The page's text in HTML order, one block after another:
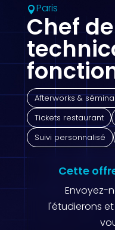
Paris
Chef
Afterworks &
Tickets restaurant
Suivi personnalisé
Cette
Envoyez-
l'étudierons